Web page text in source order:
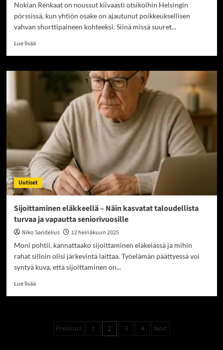
Nokian Renkaat on noussut kiivaasti otsikoihin Helsingin
pörssissä, kun yhtiön osake on ajautunut poikkeuksellisen
vahvan shorttipaineen kohteeksi. Siinä missä suuret...
Lue lisääRead
Nokian
sijoitustuulessa
piensijoittaja
hyödyntää
kurssipudotuksen
mahdollisuutena
Uutiset
Sijoittaminen eläkkeellä – Näin kasvatat taloudellista
turvaa ja vapautta seniorivuosille
Niko Sandelius
12 heinäkuun 2025
Moni pohtii, kannattaako sijoittaminen eläkeiässä ja mihin
rahat silloin olisi järkevintä laittaa. Työelämän päättyessä voi
syntyä kuva, että sijoittaminen on...
Lue lisääRead
eläkkeelläArtikkelien
Previous 1 2 3 4 Next